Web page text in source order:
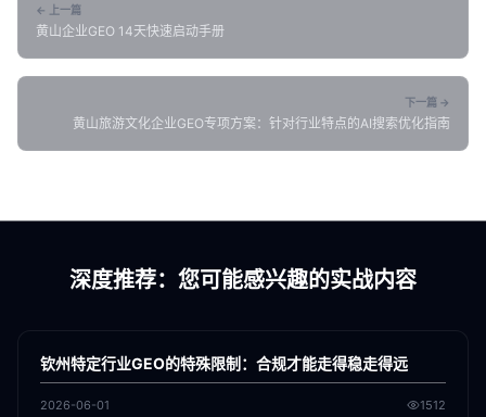
← 上一篇
黄山企业GEO 14天快速启动手册
下一篇 →
黄山旅游文化企业GEO专项方案：针对行业特点的AI搜索优化指南
深度推荐：您可能感兴趣的实战内容
GEO
钦州特定行业GEO的特殊限制：合规才能走得稳走得远
2026-06-01 1512